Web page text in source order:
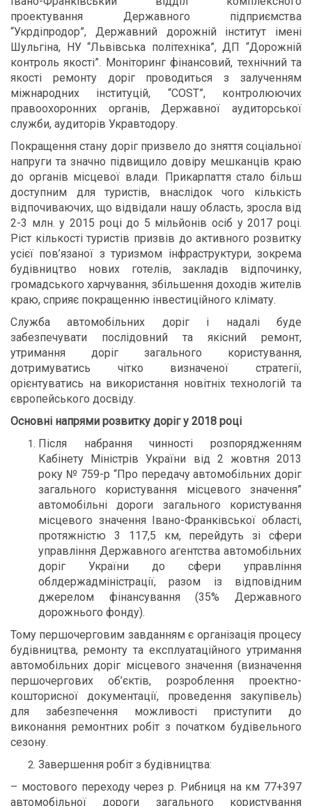
проектування Державного підприємства
“Укрдіпродор”, Державний дорожній інститут імені
Шульгіна, НУ “Львівська політехніка”, ДП “Дорожній
контроль якості”. Моніторинг фінансовий, технічний та
якості ремонту доріг проводиться з залученням
міжнародних інституцій, “COST”, контролюючих
правоохоронних органів, Державної аудиторської
служби, аудиторів Укравтодору.
Покращення стану доріг призвело до зняття соціальної
напруги та значно підвищило довіру мешканців краю
до органів місцевої влади. Прикарпаття стало більш
доступним для туристів, внаслідок чого кількість
відпочиваючих, що відвідали нашу область, зросла від
2-3 млн. у 2015 році до 5 мільйонів осіб у 2017 році.
Ріст кількості туристів призвів до активного розвитку
усієї пов’язаної з туризмом інфраструктури, зокрема
будівництво нових готелів, закладів відпочинку,
громадського харчування, збільшення доходів жителів
краю, сприяє покращенню інвестиційного клімату.
Служба автомобільних доріг і надалі буде
забезпечувати послідовний та якісний ремонт,
утримання доріг загального користування,
дотримуватись чітко визначеної стратегії,
орієнтуватись на використання новітніх технологій та
європейського досвіду.
Основні напрями розвитку доріг у 2018 році
Після набрання чинності розпорядженням
Кабінету Міністрів України від 2 жовтня 2013
року № 759-р “Про передачу автомобільних доріг
загального користування місцевого значення”
автомобільні дороги загального користування
місцевого значення Івано-Франківської області,
протяжністю 3 117,5 км, перейдуть зі сфери
управління Державного агентства автомобільних
доріг України до сфери управління
облдержадміністрації, разом із відповідним
джерелом фінансування (35% Державного
дорожнього фонду).
Тому першочерговим завданням є організація процесу
будівництва, ремонту та експлуатаційного утримання
автомобільних доріг місцевого значення (визначення
першочергових об’єктів, розроблення проектно-
кошторисної документації, проведення закупівель)
для забезпечення можливості приступити до
виконання ремонтних робіт з початком будівельного
сезону.
Завершення робіт з будівництва:
– мостового переходу через р. Рибниця на км 77+397
автомобільної дороги загального користування